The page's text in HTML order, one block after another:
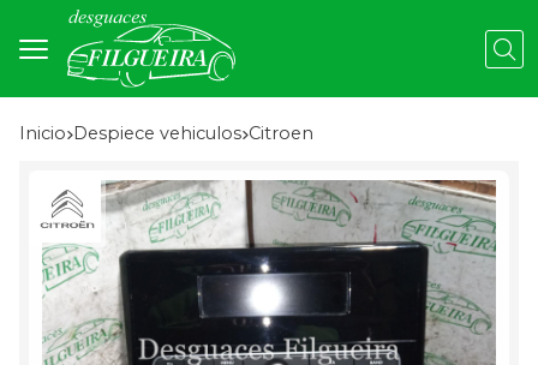
Inicio despiece vehiculos citroen